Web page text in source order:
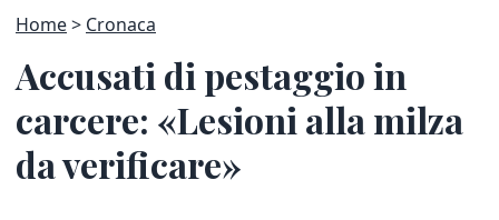
Home Cronaca
Accusati di pestaggio in
carcere: «Lesioni alla milza
da verificare»